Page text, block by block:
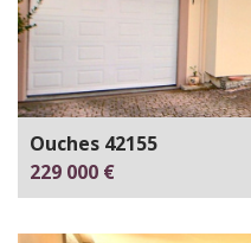
Ouches 42155
229 000 €